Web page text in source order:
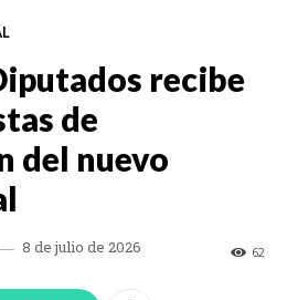
recibe
de
del nuevo
8 de julio de 2026 62